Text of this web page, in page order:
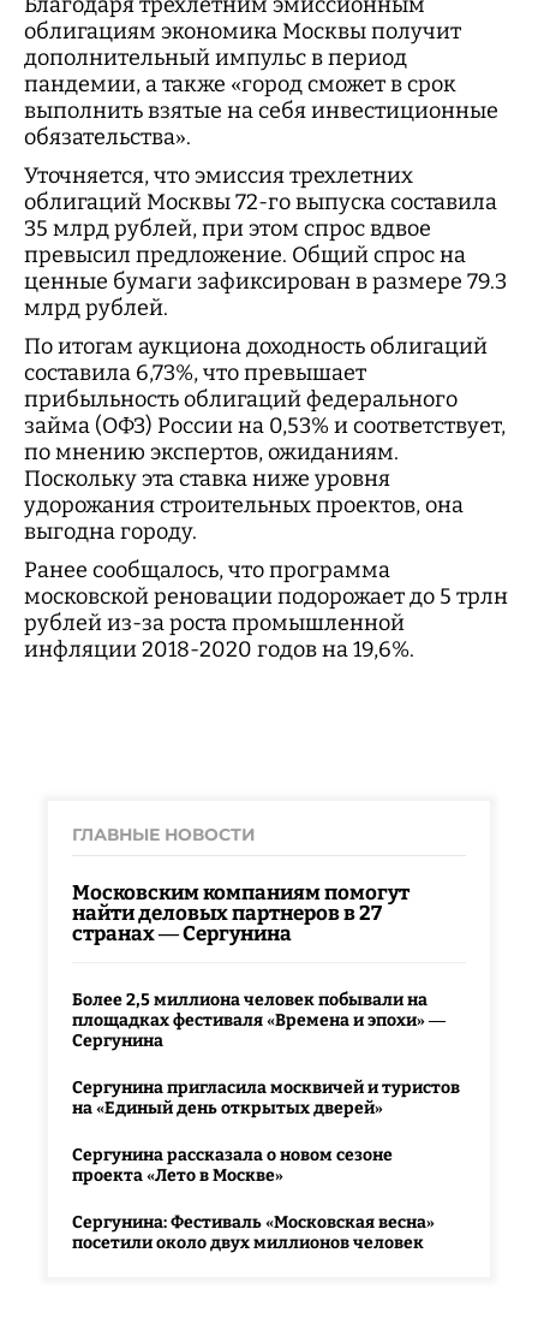
облигациям экономика Москвы получит
дополнительный импульс в период
пандемии, а также «город сможет в срок
выполнить взятые на себя инвестиционные
обязательства».
Уточняется, что эмиссия трехлетних
облигаций Москвы 72-го выпуска составила
35 млрд рублей, при этом спрос вдвое
превысил предложение. Общий спрос на
ценные бумаги зафиксирован в размере 79.3
млрд рублей.
По итогам аукциона доходность облигаций
составила 6,73%, что превышает
прибыльность облигаций федерального
займа (ОФЗ) России на 0,53% и соответствует,
по мнению экспертов, ожиданиям.
Поскольку эта ставка ниже уровня
удорожания строительных проектов, она
выгодна городу.
Ранее сообщалось, что программа
московской реновации подорожает до 5 трлн
рублей из-за роста промышленной
инфляции 2018-2020 годов на 19,6%.
ГЛАВНЫЕ НОВОСТИ
Московским компаниям помогут
найти деловых партнеров в 27
странах — Сергунина
Более 2,5 миллиона человек побывали на
площадках фестиваля «Времена и эпохи» —
Сергунина
Сергунина пригласила москвичей и туристов
на «Единый день открытых дверей»
Сергунина рассказала о новом сезоне
проекта «Лето в Москве»
Сергунина: Фестиваль «Московская весна»
посетили около двух миллионов человек